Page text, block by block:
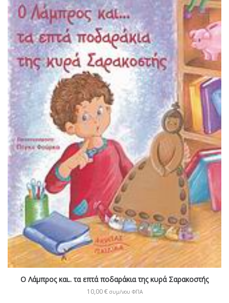
Ο Λάμπρος και.. τα επτά ποδαράκια της κυρά Σαρακοστής
10,00€ συμ/νου ΦΠΑ